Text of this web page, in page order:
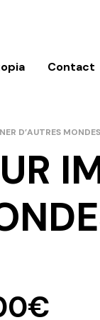
Contact
D’AUTRES MONDES
€